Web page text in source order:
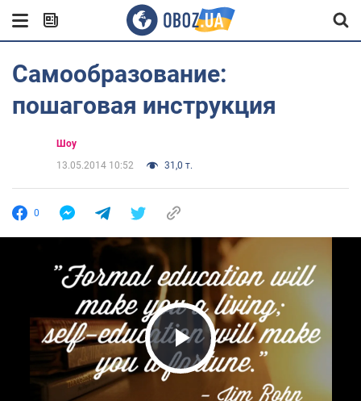
Самообразование:
пошаговая инструкция
Шоу
13.05.2014 10:52
31,0 т.
0
Play Video